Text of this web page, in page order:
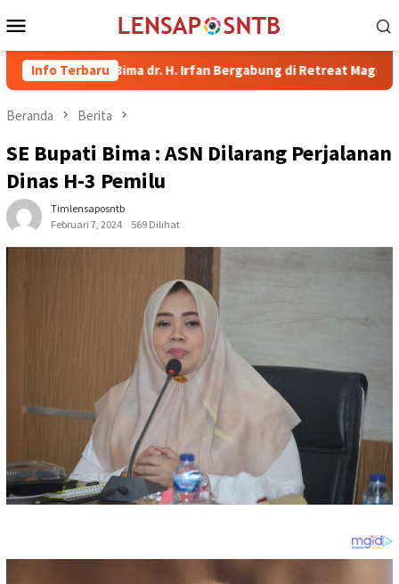
ke
Mobile
Info Terbaru
Bima dr. H. Irfan Bergabung di Retreat Magelang
Beranda Berita
SE Bupati Bima : ASN Dilarang Perjalanan
Dinas H-3 Pemilu
Timlensaposntb
Februari 7, 2024
569 Dilihat